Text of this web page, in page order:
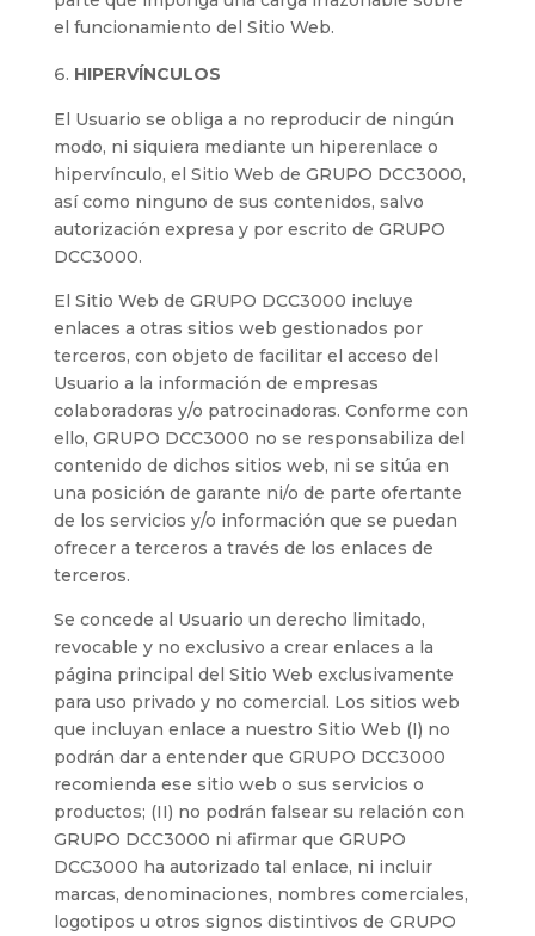
el funcionamiento del Sitio Web.
HIPERVÍNCULOS
El Usuario se obliga a no reproducir de ningún
modo, ni siquiera mediante un hiperenlace o
hipervínculo, el Sitio Web de GRUPO DCC3000,
así como ninguno de sus contenidos, salvo
autorización expresa y por escrito de GRUPO
DCC3000.
El Sitio Web de GRUPO DCC3000 incluye
enlaces a otras sitios web gestionados por
terceros, con objeto de facilitar el acceso del
Usuario a la información de empresas
colaboradoras y/o patrocinadoras. Conforme con
ello, GRUPO DCC3000 no se responsabiliza del
contenido de dichos sitios web, ni se sitúa en
una posición de garante ni/o de parte ofertante
de los servicios y/o información que se puedan
ofrecer a terceros a través de los enlaces de
terceros.
Se concede al Usuario un derecho limitado,
revocable y no exclusivo a crear enlaces a la
página principal del Sitio Web exclusivamente
para uso privado y no comercial. Los sitios web
que incluyan enlace a nuestro Sitio Web (I) no
podrán dar a entender que GRUPO DCC3000
recomienda ese sitio web o sus servicios o
productos; (II) no podrán falsear su relación con
GRUPO DCC3000 ni afirmar que GRUPO
DCC3000 ha autorizado tal enlace, ni incluir
marcas, denominaciones, nombres comerciales,
logotipos u otros signos distintivos de GRUPO